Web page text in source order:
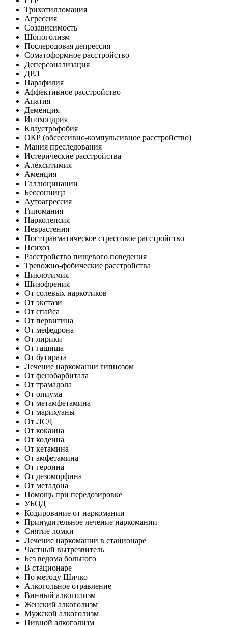
Трихотилломания
Агрессия
Созависимость
Шопоголизм
Послеродовая депрессия
Соматоформное расстройство
Деперсонализация
ДРЛ
Парафилия
Аффективное расстройство
Апатия
Деменция
Ипохондрия
Клаустрофобия
ОКР (обсессивно-компульсивное расстройство)
Мания преследования
Истерические расстройства
Алекситимия
Аменция
Галлюцинации
Бессонница
Аутоагрессия
Гипомания
Нарколепсия
Неврастения
Посттравматическое стрессовое расстройство
Психоз
Расстройство пищевого поведения
Тревожно-фобические расстройства
Циклотимия
Шизофрения
От солевых наркотиков
От экстази
От спайса
От первитина
От мефедрона
От лирики
От гашиша
От бутирата
Лечение наркомании гипнозом
От фенобарбитала
От трамадола
От опиума
От метамфетамина
От марихуаны
От ЛСД
От кокаина
От кодеина
От кетамина
От амфетамина
От героина
От дезоморфина
От метадона
Помощь при передозировке
УБОД
Кодирование от наркомании
Принудительное лечение наркомании
Снятие ломки
Лечение наркомании в стационаре
Частный вытрезвитель
Без ведома больного
В стационаре
По методу Шичко
Алкогольное отравление
Винный алкоголизм
Женский алкоголизм
Мужской алкоголизм
Пивной алкоголизм